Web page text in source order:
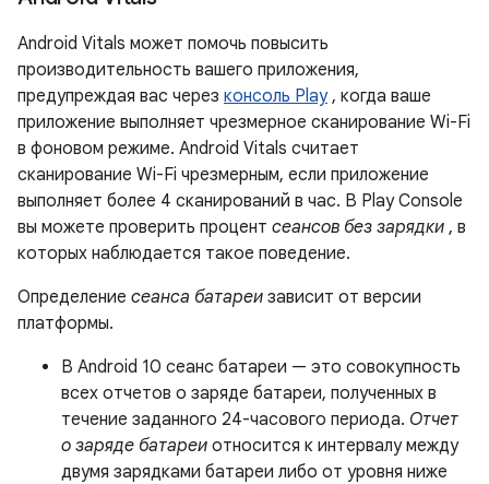
Android Vitals может помочь повысить
производительность вашего приложения,
предупреждая вас через консоль Play, когда ваше
приложение выполняет чрезмерное сканирование Wi-Fi
в фоновом режиме. Android Vitals считает
сканирование Wi-Fi чрезмерным, если приложение
выполняет более 4 сканирований в час. В Play Console
вы можете проверить процент сеансов без зарядки , в
которых наблюдается такое поведение.
Определение сеанса батареи зависит от версии
платформы.
В Android 10 сеанс батареи — это совокупность
всех отчетов о заряде батареи, полученных в
течение заданного 24-часового периода. Отчет
о заряде батареи относится к интервалу между
двумя зарядками батареи либо от уровня ниже